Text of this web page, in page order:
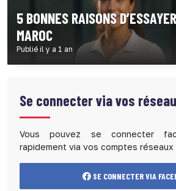
5 BONNES RAISONS
MAROC
Publié il y a 1 an
Se connecter via vos
Vous pouvez se connecter
rapidement via vos comptes réseaux
SE CONNECTER VIA